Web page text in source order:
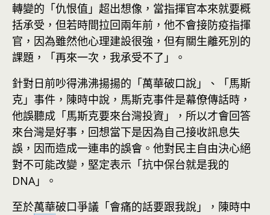
轉變的「仇恨值」超出想像，當指揮官本來就要概
括承受，但若時間拉回兩年前，他不會接防疫指揮
官，因為雖然他心理建設很強，但有關生離死別的
課題，「再來一次，我承受不了」。
針對日前吵得沸沸揚揚的「萬華破口說」、「馬斯
克」事件，陳時中說，馬斯克事件是幕僚傳話時，
他誤聽成「馬斯克要來台灣投資」，所以才會回答
來台灣是好事，回想當下是因為自己接收訊息失
誤，因而造成一連串的誤會。他對民主自由決心絕
對不可能改變，堅定表示「抗中保台就是我的
DNA」。
至於萬華破口爭議「會痛的話要跟我說」，陳時中